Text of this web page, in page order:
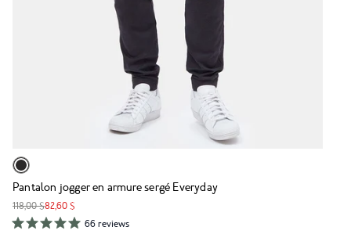
Pantalon jogger en armure sergé Everyday
118,00 $82,60 $
66 reviews